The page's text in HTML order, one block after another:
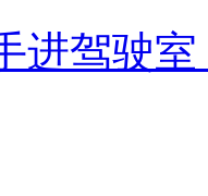
进驾驶